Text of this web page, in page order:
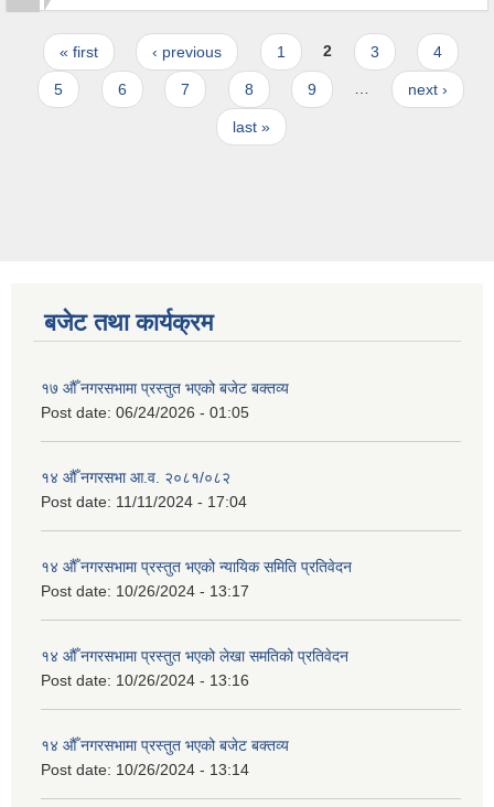
Pages
« first ‹ previous 1 2 3 4
5 6 7 8 9 … next ›
last »
बजेट तथा कार्यक्रम
१७ औँ नगरसभामा प्रस्तुत भएको बजेट बक्तव्य
Post date: 06/24/2026 - 01:05
१४ औँ नगरसभा आ.व. २०८१/०८२
Post date: 11/11/2024 - 17:04
१४ औँ नगरसभामा प्रस्तुत भएको न्यायिक समिति प्रतिवेदन
Post date: 10/26/2024 - 13:17
१४ औँ नगरसभामा प्रस्तुत भएको लेखा समतिको प्रतिवेदन
Post date: 10/26/2024 - 13:16
१४ औँ नगरसभामा प्रस्तुत भएको बजेट बक्तव्य
Post date: 10/26/2024 - 13:14